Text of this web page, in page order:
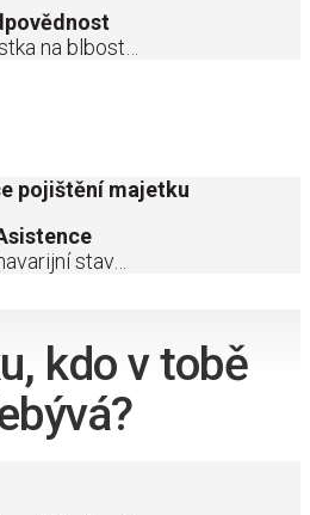
na blbost…
stav…
kdo v tobě